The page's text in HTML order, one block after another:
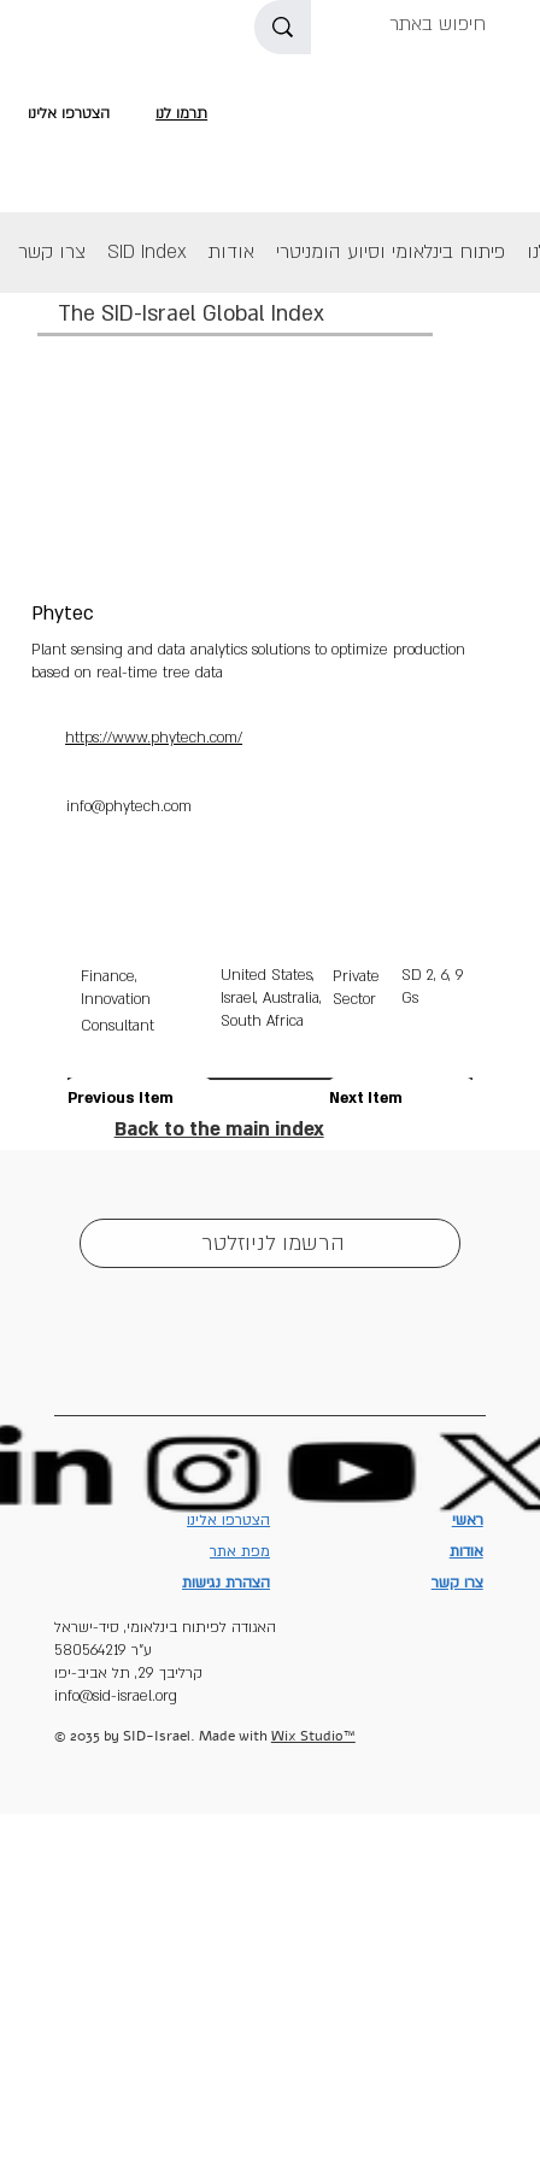
פיתוח בינלאומי וסיוע הומניטרי אודות SID Index צרו קשר
הצטרפו אלינו תרמו לנו
The SID-Israel Global Index
Phytec
Plant sensing and data analytics solutions to optimize production
based on real-time tree data
https://www.phytech.com/
info@phytech.com
Next Item
Previous Item
Finance,
Innovation
Consultant
United States,
Israel, Australia,
South Africa
Private
Sector
SD
Gs
2, 6, 9
Back to the main index
הרשמו לניוזלטר
ראשי
הצטרפו אלינו
אודות
מפת אתר
צרו קשר
הצהרת נגישות
האגודה לפיתוח בינלאומי, סיד-ישראל
ע"ר 580564219
קרליבך 29, תל אביב-יפו
info@sid-israel.org
© 2035 by SID-Israel. Made with Wix Studio™